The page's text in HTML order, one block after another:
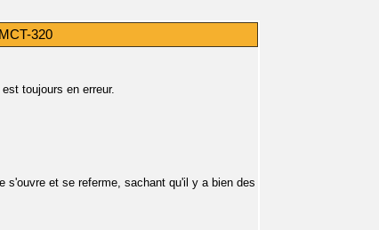
320
toujours en erreur.
s'ouvre et se referme, sachant qu'il y a bien des